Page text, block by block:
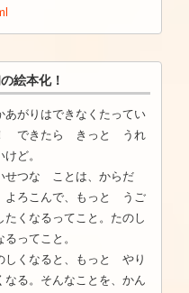
絵本化！
あがりはできなくたってい
できたら きっと うれ
けど。
せつな ことは、からだ
ろこんで、もっと うご
たくなるってこと。たのし
るってこと。
しくなると、もっと やり
なる。そんなことを、かん